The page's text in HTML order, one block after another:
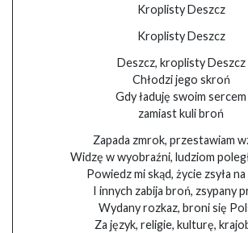
Kroplisty Deszcz
Kroplisty Deszcz
Deszcz, kroplisty Deszcz
Chłodzi jego skroń
Gdy ładuję swoim sercem
zamiast kuli broń
Zapada zmrok, przestawiam
Widzę w wyobraźni, ludziom
Powiedz mi skąd, życie zsyła
I innych zabija broń, zsypany
Wydany rozkaz, broni się
Za język, religie, kulturę,